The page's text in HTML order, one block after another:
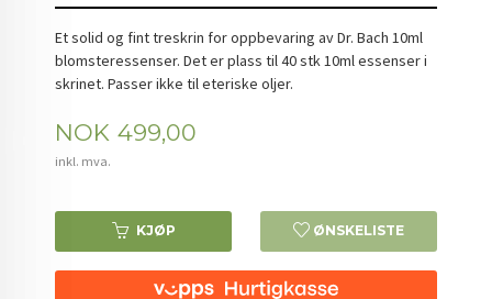
Et solid og fint treskrin for oppbevaring av Dr. Bach 10ml
blomsteressenser. Det er plass til 40 stk 10ml essenser i
skrinet. Passer ikke til eteriske oljer.
Pris
NOK 499,00
inkl. mva.
KJØP ØNSKELISTE